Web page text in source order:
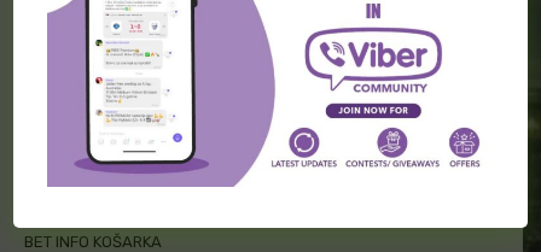
BET INFO KOŠARKA